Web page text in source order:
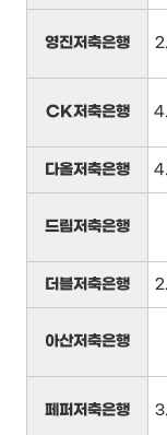
영진저축은행
CK저축은행
다올저축은행
드림저축은행
더블저축은행
아산저축은행
페퍼저축은행